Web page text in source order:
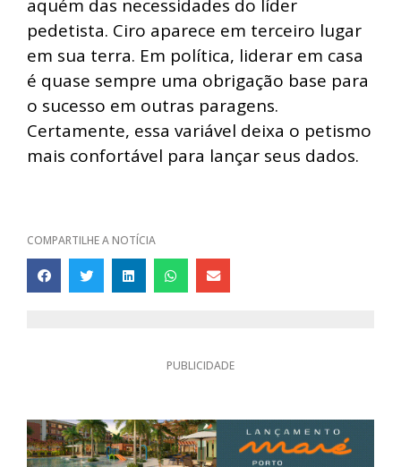
aquém das necessidades do líder
pedetista. Ciro aparece em terceiro lugar
em sua terra. Em política, liderar em casa
é quase sempre uma obrigação base para
o sucesso em outras paragens.
Certamente, essa variável deixa o petismo
mais confortável para lançar seus dados.
COMPARTILHE A NOTÍCIA
PUBLICIDADE